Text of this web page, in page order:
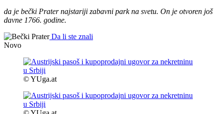
da je bečki Prater najstariji zabavni park na svetu. On je otvoren još
davne 1766. godine.
Da li ste znali
Novo
© YUga.at